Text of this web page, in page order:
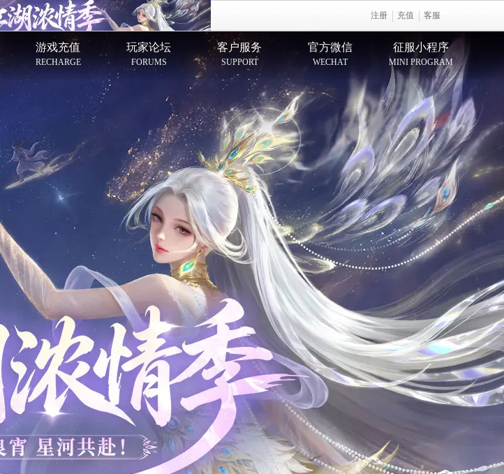
注册 充值 客服
游戏充值
RECHARGE
玩家论坛
FORUMS
客户服务
SUPPORT
官方微信
WECHAT
征服小程序
MINI PROGRAM